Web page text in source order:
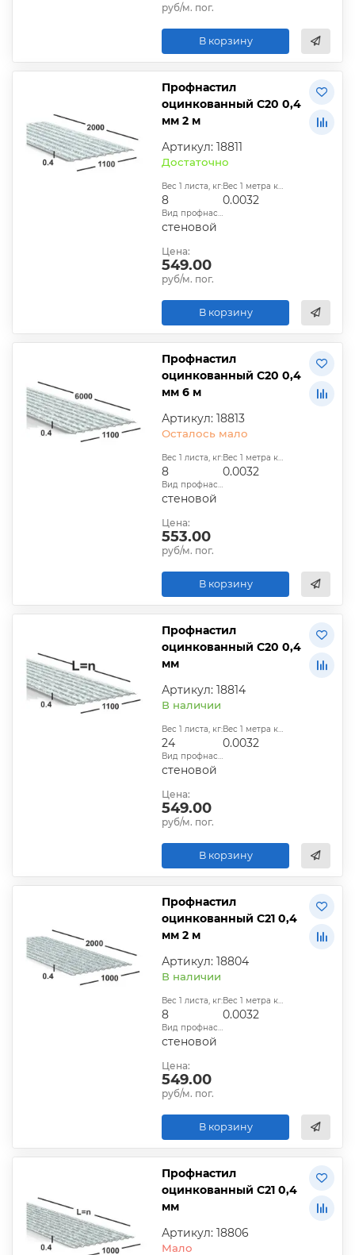
руб/м. пог.
В корзину
Профнастил
оцинкованный С20 0,4
мм 2 м
Артикул: 18811
Достаточно
Вес 1 листа, кг:
8
Вес 1 метра квадратного, т:
0.0032
Вид профнастила:
стеновой
Цена:
549.00
руб/м. пог.
В корзину
Профнастил
оцинкованный С20 0,4
мм 6 м
Артикул: 18813
Осталось мало
Вес 1 листа, кг:
8
Вес 1 метра квадратного, т:
0.0032
Вид профнастила:
стеновой
Цена:
553.00
руб/м. пог.
В корзину
Профнастил
оцинкованный С20 0,4
мм
Артикул: 18814
В наличии
Вес 1 листа, кг:
24
Вес 1 метра квадратного, т:
0.0032
Вид профнастила:
стеновой
Цена:
549.00
руб/м. пог.
В корзину
Профнастил
оцинкованный С21 0,4
мм 2 м
Артикул: 18804
В наличии
Вес 1 листа, кг:
8
Вес 1 метра квадратного, т:
0.0032
Вид профнастила:
стеновой
Цена:
549.00
руб/м. пог.
В корзину
Профнастил
оцинкованный С21 0,4
мм
Артикул: 18806
Мало